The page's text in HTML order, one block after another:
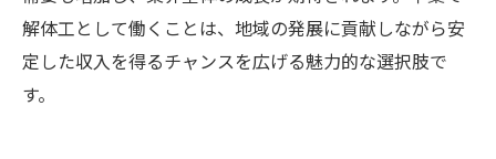
解体工として働くことは、地域の発展に貢献しながら安
定した収入を得るチャンスを広げる魅力的な選択肢で
す。